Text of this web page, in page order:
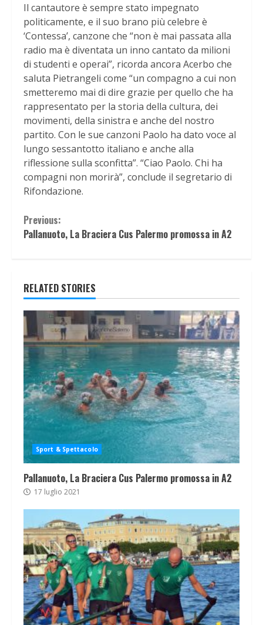
Il cantautore è sempre stato impegnato
politicamente, e il suo brano più celebre è
‘Contessa’, canzone che “non è mai passata alla
radio ma è diventata un inno cantato da milioni
di studenti e operai”, ricorda ancora Acerbo che
saluta Pietrangeli come “un compagno a cui non
smetteremo mai di dire grazie per quello che ha
rappresentato per la storia della cultura, dei
movimenti, della sinistra e anche del nostro
partito. Con le sue canzoni Paolo ha dato voce al
lungo sessantotto italiano e anche alla
riflessione sulla sconfitta”. “Ciao Paolo. Chi ha
compagni non morirà”, conclude il segretario di
Rifondazione.
Continue
Reading
Previous:
Pallanuoto, La Braciera Cus Palermo promossa in A2
RELATED STORIES
Sport & Spettacolo
Pallanuoto, La Braciera Cus Palermo promossa in A2
17 luglio 2021